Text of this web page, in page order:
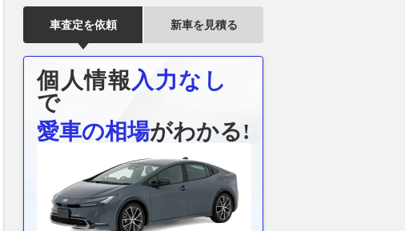
2026.08.07 Auto Messe Web
2026.08.07 AUTOSPORT web
車査定を依頼 新車を見積る
個人情報 入力なし
で
愛車の相場がわかる!